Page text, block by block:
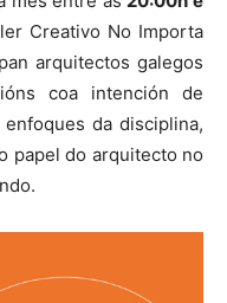
Creativo No Importa
arquitectos galegos
coa intención de
da disciplina,
papel do arquitecto no